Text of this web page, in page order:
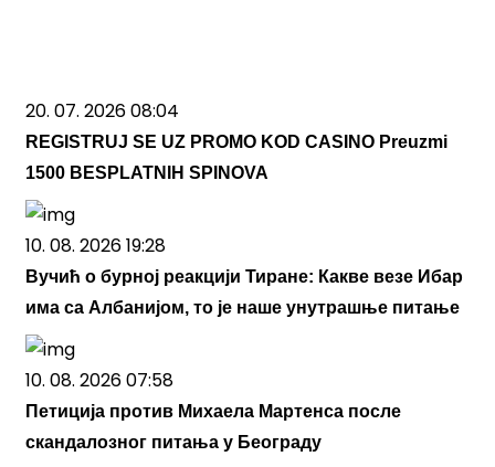
20. 07. 2026 08:04
REGISTRUJ SE UZ PROMO KOD CASINO Preuzmi
1500 BESPLATNIH SPINOVA
10. 08. 2026 19:28
Вучић о бурној реакцији Тиране: Какве везе Ибар
има са Албанијом, то је наше унутрашње питање
10. 08. 2026 07:58
Петиција против Михаела Мартенса после
скандалозног питања у Београду